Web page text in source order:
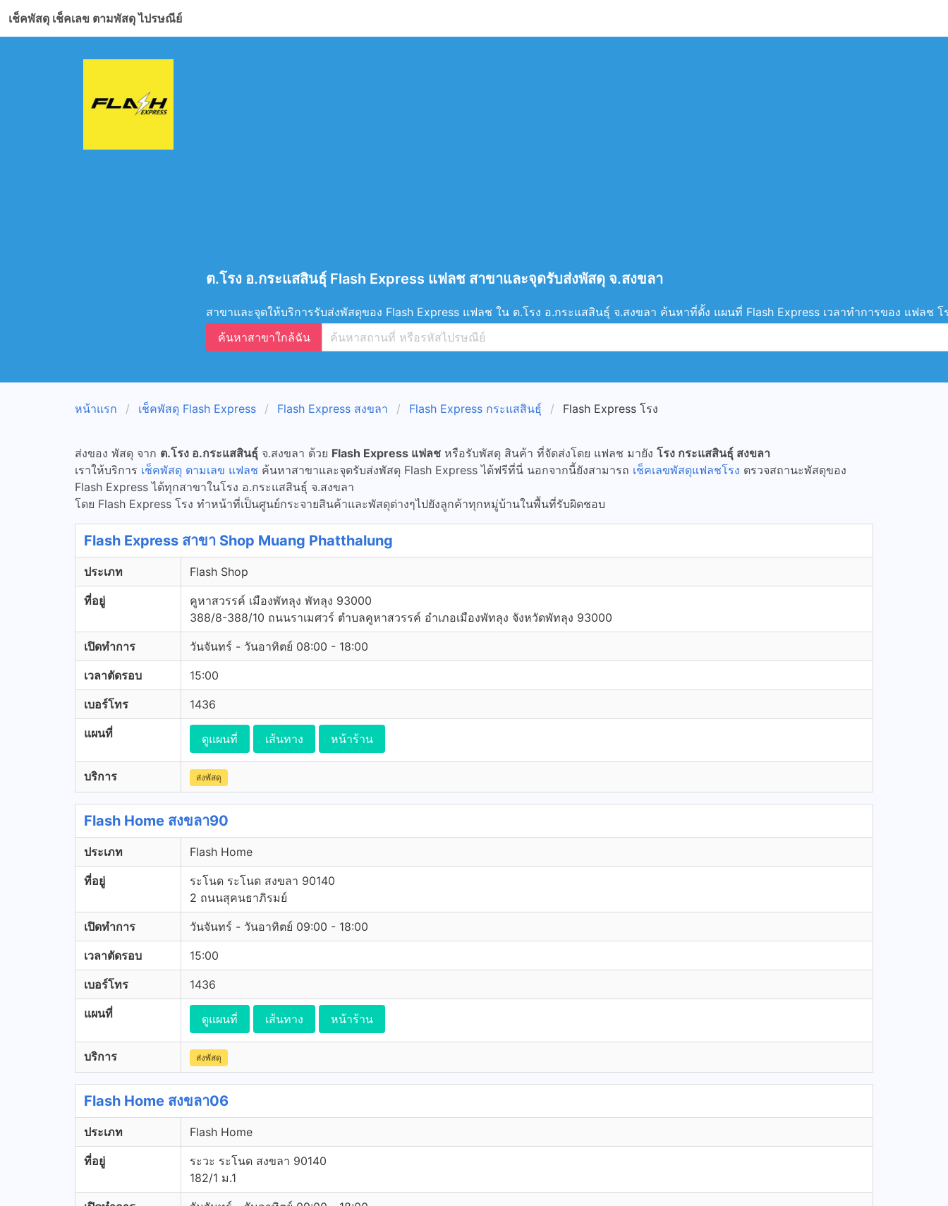
เช็คพัสดุ เช็คเลข ตามพัสดุ ไปรษณีย์
ต.โรง อ.กระแสสินธุ์ Flash Express แฟลช สาขาและจุดรับส่งพัสดุ จ.สงขลา
สาขาและจุดให้บริการรับส่งพัสดุของ Flash Express แฟลช ใน ต.โรง อ.กระแสสินธุ์ จ.สงขลา ค้นหาที่ตั้ง แผนที่ Flash Express เวลาทำการของ แฟลช โ
ค้นหาสาขาใกล้ฉัน
หน้าแรก เช็คพัสดุ Flash Express Flash Express สงขลา Flash Express กระแสสินธุ์ Flash Express โรง
ส่งของ พัสดุ จาก ต.โรง อ.กระแสสินธุ์ จ.สงขลา ด้วย Flash Express แฟลช หรือรับพัสดุ สินค้า ที่จัดส่งโดย แฟลช มายัง โรง กระแสสินธุ์ สงขลา
เราให้บริการ เช็คพัสดุ ตามเลข แฟลช ค้นหาสาขาและจุดรับส่งพัสดุ Flash Express ได้ฟรีที่นี่ นอกจากนี้ยังสามารถ เช็คเลขพัสดุแฟลชโรง ตรวจสถานะพัสดุของ
Flash Express ได้ทุกสาขาในโรง อ.กระแสสินธุ์ จ.สงขลา
โดย Flash Express โรง ทำหน้าที่เป็นศูนย์กระจายสินค้าและพัสดุต่างๆไปยังลูกค้าทุกหมู่บ้านในพื้นที่รับผิดชอบ
Flash Express สาขา Shop Muang Phatthalung
ประเภท Flash Shop
ที่อยู่
คูหาสวรรค์ เมืองพัทลุง พัทลุง 93000
388/8-388/10 ถนนราเมศวร์ ตำบลคูหาสวรรค์ อำเภอเมืองพัทลุง จังหวัดพัทลุง 93000
เปิดทำการ วันจันทร์ - วันอาทิตย์ 08:00 - 18:00
เวลาตัดรอบ 15:00
เบอร์โทร 1436
แผนที่ ดูแผนที่ เส้นทาง หน้าร้าน
บริการ ส่งพัสดุ
Flash Home สงขลา90
ประเภท Flash Home
ที่อยู่
ระโนด ระโนด สงขลา 90140
2 ถนนสุคนธาภิรมย์
เปิดทำการ วันจันทร์ - วันอาทิตย์ 09:00 - 18:00
เวลาตัดรอบ 15:00
เบอร์โทร 1436
แผนที่ ดูแผนที่ เส้นทาง หน้าร้าน
บริการ ส่งพัสดุ
Flash Home สงขลา06
ประเภท Flash Home
ที่อยู่
ระวะ ระโนด สงขลา 90140
182/1 ม.1